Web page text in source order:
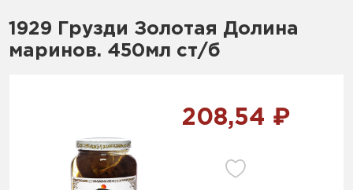
1929 Грузди Золотая Долина
маринов. 450мл ст/б
208,54 ₽